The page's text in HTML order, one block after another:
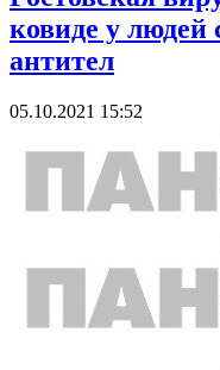
ковиде у
антител
05.10.2021 15:52